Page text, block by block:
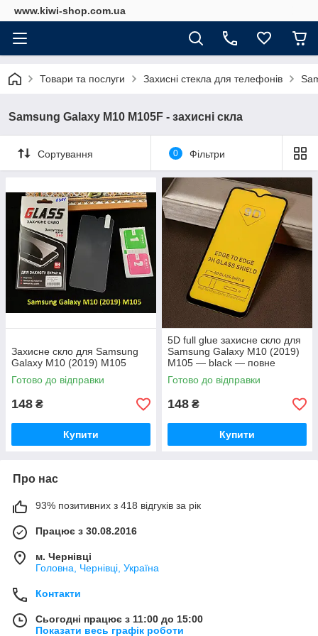
www.kiwi-shop.com.ua
Товари та послуги Захисні стекла для телефонів
Samsung Galaxy M10 M105F - захисні скла
Сортування 0 Фільтри
Захисне скло для Samsung
Galaxy M10 (2019) M105
Готово до відправки
148 ₴
Купити
5D full glue захисне скло для
Samsung Galaxy M10 (2019)
M105 — black — повне
проклеювання
Готово до відправки
148 ₴
Купити
Про нас
93% позитивних з 418 відгуків за рік
Працює з 30.08.2016
м. Чернівці
Головна, Чернівці, Україна
Контакти
Сьогодні працює з 11:00 до 15:00
Показати весь графік роботи